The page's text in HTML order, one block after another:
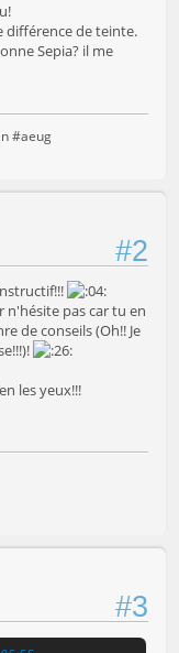
différence de teinte.
Sepia? il me
#aeug
#2
pas car tu en
de conseils (Oh!! Je
les yeux!!!
#3